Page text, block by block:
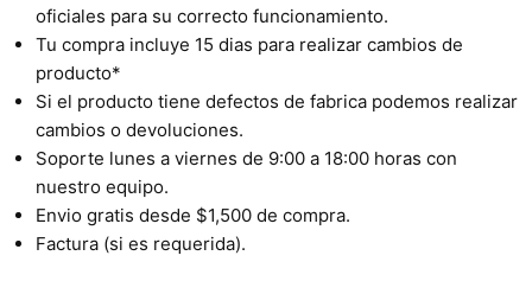
oficiales para su correcto funcionamiento.
Tu compra incluye 15 dias para realizar cambios de
producto*
Si el producto tiene defectos de fabrica podemos realizar
cambios o devoluciones.
Soporte lunes a viernes de 9:00 a 18:00 horas con
nuestro equipo.
Envio gratis desde $1,500 de compra.
Factura (si es requerida).